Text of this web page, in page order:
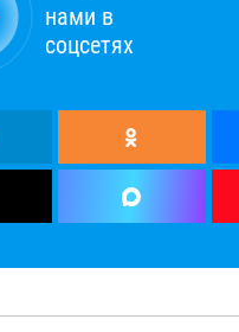
нами в
соцсетях